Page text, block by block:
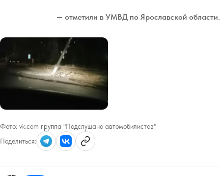
— отметили в УМВД по Ярославской области.
Фото: vk.com группа "Подслушано автомобилистов"
Поделиться: